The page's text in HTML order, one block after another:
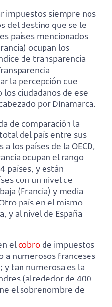
impuestos siempre nos
del destino que se le
países mencionados
ocupan los
de transparencia
la percepción que
ciudadanos de ese
por Dinamarca.
de comparación la
del país entre sus
los países de la OECD,
ocupan el rango
países, y están
con un nivel de
(Francia) y media
país en el mismo
y al nivel de España
elcobro de impuestos
a numerosos franceses
y tan numerosa es la
(alrededor de 400
el sobrenombre de